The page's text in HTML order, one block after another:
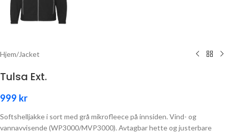
Hjem/Jacket
Tulsa Ext.
999 kr
Softshelljakke i sort med grå mikrofleece på innsiden. Vind- og
vannavvisende (WP3000/MVP3000). Avtagbar hette og justerbare